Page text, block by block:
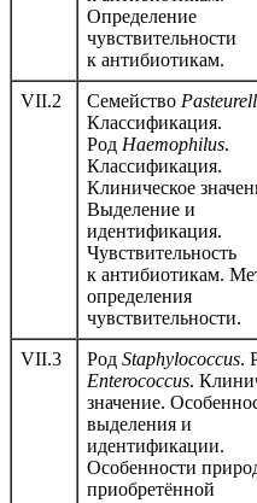
Определение
чувствительности
к антибиотикам.
VII.2 Семейство
Классификация.
Род Haemophilus.
Классификация.
Клиническое
Выделение и
идентификация.
Чувствительность
к антибиотикам.
определения
чувствительности.
VII.3 Род Staphylococcus.
Enterococcus.
значение.
выделения и
идентификации.
Особенности
приобретённой